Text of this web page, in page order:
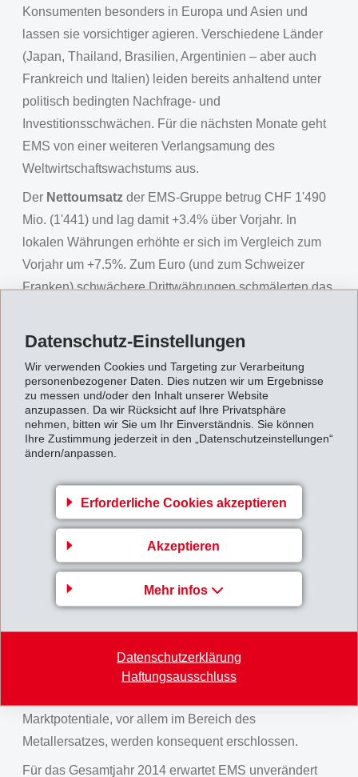
Datenschutz-Einstellungen
Wir verwenden Cookies und Targeting zur Verarbeitung
personenbezogener Daten. Dies nutzen wir um Ergebnisse
zu messen und/oder den Inhalt unserer Website
anzupassen. Da wir Rücksicht auf Ihre Privatsphäre
nehmen, bitten wir Sie um Ihr Einverständnis. Sie können
Ihre Zustimmung jederzeit in den „Datenschutzeinstellungen“
ändern/anpassen.
Erforderliche Cookies akzeptieren
Akzeptieren
Mehr infos
Datenschutzerklärung
Haftungsausschluss
Konsumenten besonders in Europa und Asien und
lassen sie vorsichtiger agieren. Verschiedene Länder
(Japan, Thailand, Brasilien, Argentinien – aber auch
Frankreich und Italien) leiden bereits anhaltend unter
politisch bedingten Nachfrage- und
Investitionsschwächen. Für die nächsten Monate geht
EMS von einer weiteren Verlangsamung des
Weltwirtschaftswachstums aus.
Der Nettoumsatz der EMS-Gruppe betrug CHF 1'490
Mio. (1'441) und lag damit +3.4% über Vorjahr. In
lokalen Währungen erhöhte er sich im Vergleich zum
Vorjahr um +7.5%. Zum Euro (und zum Schweizer
Franken) schwächere Drittwährungen schmälerten das
es, mit neuen Entwicklungen das Spezialitätengeschäft
im Geschäftsbereich Hochleistungspolymere weiter
auszubauen. Besonders gut manifestierte sich dies im
weltweiten Autogeschäft, wo zahlreiche neue
Kunststoffanwendungen realisiert und der
Unternehmensbereich EMS-EFTEC zusätzliche
hochmargigen Spezialitäten bei gleichzeitiger
Kostendisziplin wirkte sich auch im 3. Quartal erfreulich
auf das Ergebnis und die Ergebnismarge aus.
Für die nächsten Monate hat sich EMS auf eine
verlangsamte wirtschaftliche Entwicklung, geprägt von
politischer Instabilität, eingestellt. Kosten und
Investitionen werden entsprechend zurückhaltend
behandelt. An der erfolgreichen Spezialitätenstrategie
im Bereich der Hochleistungspolymere wird
Marktpotentiale, vor allem im Bereich des
Metallersatzes, werden konsequent erschlossen.
Für das Gesamtjahr 2014 erwartet EMS unverändert